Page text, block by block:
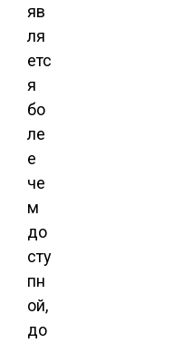
яв
ля
етс
я
бо
ле
е
че
м
до
сту
пн
ой,
до